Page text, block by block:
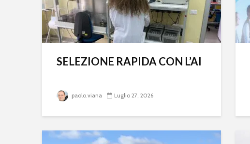
SELEZIONE RAPIDA CON L’AI
paolo.viana Luglio 27, 2026